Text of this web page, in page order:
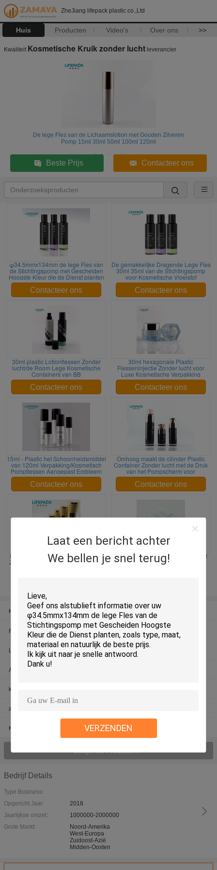
ZheJiang lifepack plastic co.,Ltd
Huis Producten Video's Over ons >>
Laat een bericht achter
We bellen je snel terug!
VERZENDEN
Kwaliteit Kosmetische Kruik zonder lucht leverancier
De lege Fles van de Lichaamslotion met Gouden Zilveren
Pomp 15ml 30ml 50ml 100ml 120ml
Beste Prijs Contacteer ons
φ34.5mmx134mm de lege Fles van
de Stichtingspomp met Gescheiden
Hoogste Kleur die de Dienst planten
Contacteer ons
De gemakkelijke Dragende Lege Fles
30ml 35ml van de Stichtingspomp
voor Kosmetische Vloeistof
Contacteer ons
30ml plastic Lotionflessen Zonder
lucht/de Room Lege Kosmetische
Containers van BB
Contacteer ons
30ml hexagonale Plastic
Flesseninjectie Zonder lucht voor
Luxe Kosmetische Verpakking
Contacteer ons
15ml - Plastic het Schoonheidsmiddel
van 120ml Verpakking/Kosmetisch
Pompflessen Aangepast Embleem
Contacteer ons
Omhoog maakt de cilinder Plastic
Container Zonder lucht met de Druk
van het Pompscherm voor
Contacteer ons
Lege Plastic Flessen Gouden Kleur
Zonder lucht met Pompglb ISO9001
Zijde die Pompflessen Zonder lucht
50ml/Flessen van de Cilinder de
Kosmetische Kruik zonder lucht Kosmetische Acrylkruik
Ronde Kosmetische Kruik De lege Fles van de
Stichtingspomp
Lege Roomkruik
kosmetische kruiken met deksels
Acryllotionflessen
kosmetische pompfles
aluminiumfles zonder lucht
Kosmetische verpakkingsreeks plastic Kosmetische verpakking
Bekijk Alle Producten >
Bedrijf Details
Type Business:
Opgericht Jaar:
2018
Jaarlijkse omzet:
1000000-2000000
Grote Markt:
Noord-Amerika
West-Europa
Zuidoost-Azië
Midden-Oosten